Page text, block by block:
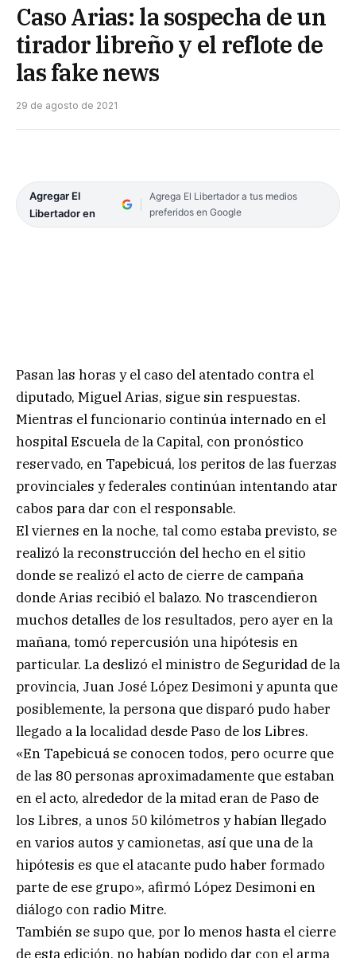
Caso Arias: la sospecha de un
tirador libreño y el reflote de
las fake news
29 de agosto de 2021
Agregar El
Libertador en
Agrega El Libertador a tus medios
preferidos en Google
Pasan las horas y el caso del atentado contra el
diputado, Miguel Arias, sigue sin respuestas.
Mientras el funcionario continúa internado en el
hospital Escuela de la Capital, con pronóstico
reservado, en Tapebicuá, los peritos de las fuerzas
provinciales y federales continúan intentando atar
cabos para dar con el responsable.
El viernes en la noche, tal como estaba previsto, se
realizó la reconstrucción del hecho en el sitio
donde se realizó el acto de cierre de campaña
donde Arias recibió el balazo. No trascendieron
muchos detalles de los resultados, pero ayer en la
mañana, tomó repercusión una hipótesis en
particular. La deslizó el ministro de Seguridad de la
provincia, Juan José López Desimoni y apunta que
posiblemente, la persona que disparó pudo haber
llegado a la localidad desde Paso de los Libres.
«En Tapebicuá se conocen todos, pero ocurre que
de las 80 personas aproximadamente que estaban
en el acto, alrededor de la mitad eran de Paso de
los Libres, a unos 50 kilómetros y habían llegado
en varios autos y camionetas, así que una de la
hipótesis es que el atacante pudo haber formado
parte de ese grupo», afirmó López Desimoni en
diálogo con radio Mitre.
También se supo que, por lo menos hasta el cierre
de esta edición, no habían podido dar con el arma